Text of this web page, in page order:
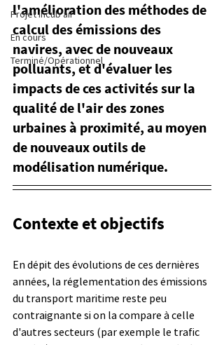
Projet Incub'air
En cours
Terminé/Opérationnel
l'amélioration des méthodes de
calcul des émissions des
navires, avec de nouveaux
polluants, et d'évaluer les
impacts de ces activités sur la
qualité de l'air des zones
urbaines à proximité, au moyen
de nouveaux outils de
modélisation numérique.
Contexte et objectifs
En dépit des évolutions de ces dernières
années, la réglementation des émissions
du transport maritime reste peu
contraignante si on la compare à celle
d'autres secteurs (par exemple le trafic